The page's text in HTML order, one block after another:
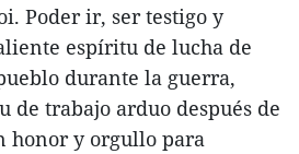
Poder ir, ser testigo y
espíritu de lucha de
durante la guerra,
de trabajo arduo después de
honor y orgullo para